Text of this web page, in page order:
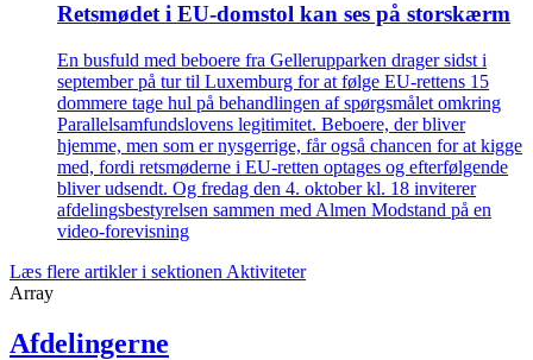
Retsmødet i EU-domstol kan ses på storskærm
En busfuld med beboere fra Gellerupparken drager sidst i
september på tur til Luxemburg for at følge EU-rettens 15
dommere tage hul på behandlingen af spørgsmålet omkring
Parallelsamfundslovens legitimitet. Beboere, der bliver
hjemme, men som er nysgerrige, får også chancen for at kigge
med, fordi retsmøderne i EU-retten optages og efterfølgende
bliver udsendt. Og fredag den 4. oktober kl. 18 inviterer
afdelingsbestyrelsen sammen med Almen Modstand på en
video-forevisning
Læs flere artikler i sektionen Aktiviteter
Array
Afdelingerne